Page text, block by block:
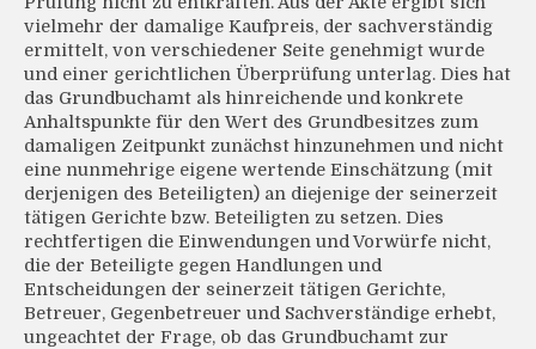
vielmehr der damalige Kaufpreis, der sachverständig
ermittelt, von verschiedener Seite genehmigt wurde
und einer gerichtlichen Überprüfung unterlag. Dies hat
das Grundbuchamt als hinreichende und konkrete
Anhaltspunkte für den Wert des Grundbesitzes zum
damaligen Zeitpunkt zunächst hinzunehmen und nicht
eine nunmehrige eigene wertende Einschätzung (mit
derjenigen des Beteiligten) an diejenige der seinerzeit
tätigen Gerichte bzw. Beteiligten zu setzen. Dies
rechtfertigen die Einwendungen und Vorwürfe nicht,
die der Beteiligte gegen Handlungen und
Entscheidungen der seinerzeit tätigen Gerichte,
Betreuer, Gegenbetreuer und Sachverständige erhebt,
ungeachtet der Frage, ob das Grundbuchamt zur